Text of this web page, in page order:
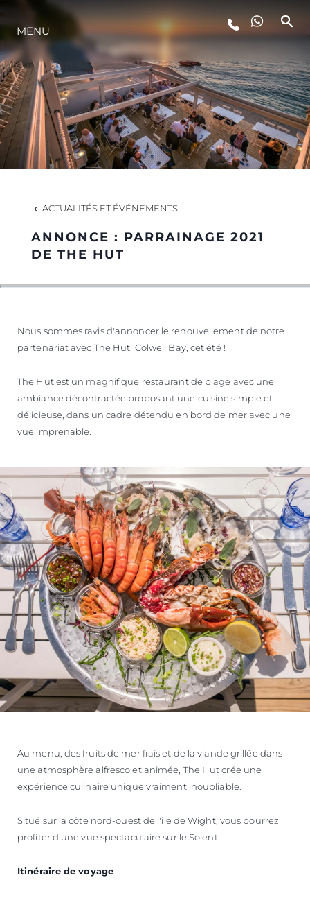
STYLE DE VIE
L'INNOVATION
LA SOCIÉTÉ
NOTRE ÉQUIPE
NOTRE HÉRITAGE
MENU
ACTUALITÉS ET ÉVÉNEMENTS
ANNONCE : PARRAINAGE 2021
DE THE HUT
Nous sommes ravis d'annoncer le renouvellement de notre
partenariat avec The Hut, Colwell Bay, cet été !
The Hut est un magnifique restaurant de plage avec une
ambiance décontractée proposant une cuisine simple et
délicieuse, dans un cadre détendu en bord de mer avec une
vue imprenable.
Au menu, des fruits de mer frais et de la viande grillée dans
une atmosphère alfresco et animée, The Hut crée une
expérience culinaire unique vraiment inoubliable.
Situé sur la côte nord-ouest de l'île de Wight, vous pourrez
profiter d'une vue spectaculaire sur le Solent.
Itinéraire de voyage